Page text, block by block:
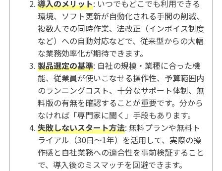
導入のメリット: いつでもどこでも利用できる
環境、ソフト更新が自動化される手間の削減、
複数人での同時作業、法改正（インボイス制度
など）への自動対応などで、従来型からの大幅
な業務効率化が期待できます。
製品選定の基準: 自社の規模・業種に合った機
能、従業員が使いこなせる操作性、予算範囲内
のランニングコスト、十分なサポート体制、無
料版の有無を確認することが重要です。分から
なければ「専門家に聞く」手段もあります。
失敗しないスタート方法: 無料プランや無料ト
ライアル（30日～1年）を活用して、実際の操
作感と自社業務への適合性を事前検証すること
で、導入後のミスマッチを回避できます。